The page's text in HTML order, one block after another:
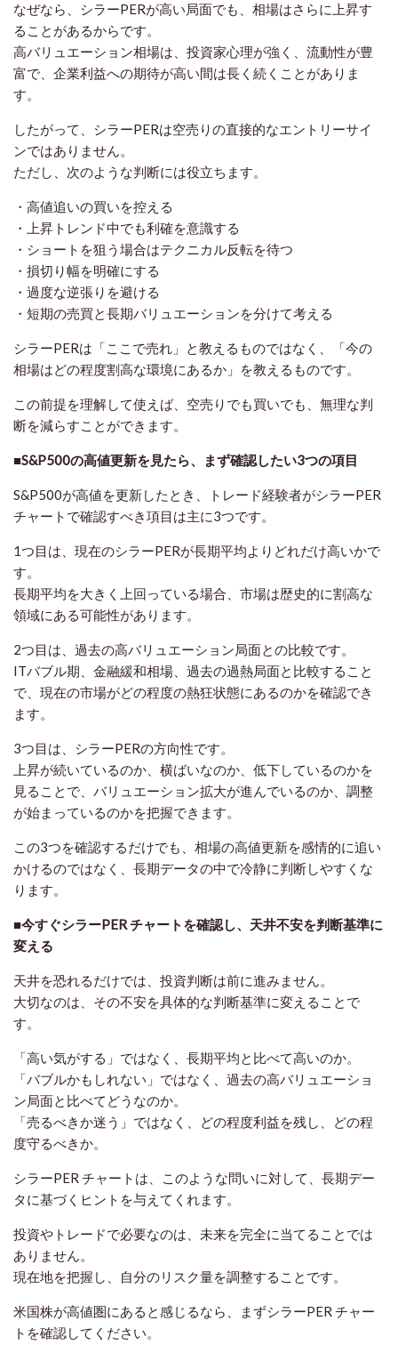
なぜなら、シラーPERが高い局面でも、相場はさらに上昇す
ることがあるからです。
高バリュエーション相場は、投資家心理が強く、流動性が豊
富で、企業利益への期待が高い間は長く続くことがありま
す。
したがって、シラーPERは空売りの直接的なエントリーサイ
ンではありません。
ただし、次のような判断には役立ちます。
・高値追いの買いを控える
・上昇トレンド中でも利確を意識する
・ショートを狙う場合はテクニカル反転を待つ
・損切り幅を明確にする
・過度な逆張りを避ける
・短期の売買と長期バリュエーションを分けて考える
シラーPERは「ここで売れ」と教えるものではなく、「今の
相場はどの程度割高な環境にあるか」を教えるものです。
この前提を理解して使えば、空売りでも買いでも、無理な判
断を減らすことができます。
■S&P500の高値更新を見たら、まず確認したい3つの項目
S&P500が高値を更新したとき、トレード経験者がシラーPER
チャートで確認すべき項目は主に3つです。
1つ目は、現在のシラーPERが長期平均よりどれだけ高いかで
す。
長期平均を大きく上回っている場合、市場は歴史的に割高な
領域にある可能性があります。
2つ目は、過去の高バリュエーション局面との比較です。
ITバブル期、金融緩和相場、過去の過熱局面と比較すること
で、現在の市場がどの程度の熱狂状態にあるのかを確認でき
ます。
3つ目は、シラーPERの方向性です。
上昇が続いているのか、横ばいなのか、低下しているのかを
見ることで、バリュエーション拡大が進んでいるのか、調整
が始まっているのかを把握できます。
この3つを確認するだけでも、相場の高値更新を感情的に追い
かけるのではなく、長期データの中で冷静に判断しやすくな
ります。
■今すぐシラーPER チャートを確認し、天井不安を判断基準に
変える
天井を恐れるだけでは、投資判断は前に進みません。
大切なのは、その不安を具体的な判断基準に変えることで
す。
「高い気がする」ではなく、長期平均と比べて高いのか。
「バブルかもしれない」ではなく、過去の高バリュエーショ
ン局面と比べてどうなのか。
「売るべきか迷う」ではなく、どの程度利益を残し、どの程
度守るべきか。
シラーPER チャートは、このような問いに対して、長期デー
タに基づくヒントを与えてくれます。
投資やトレードで必要なのは、未来を完全に当てることでは
ありません。
現在地を把握し、自分のリスク量を調整することです。
米国株が高値圏にあると感じるなら、まずシラーPER チャー
トを確認してください。